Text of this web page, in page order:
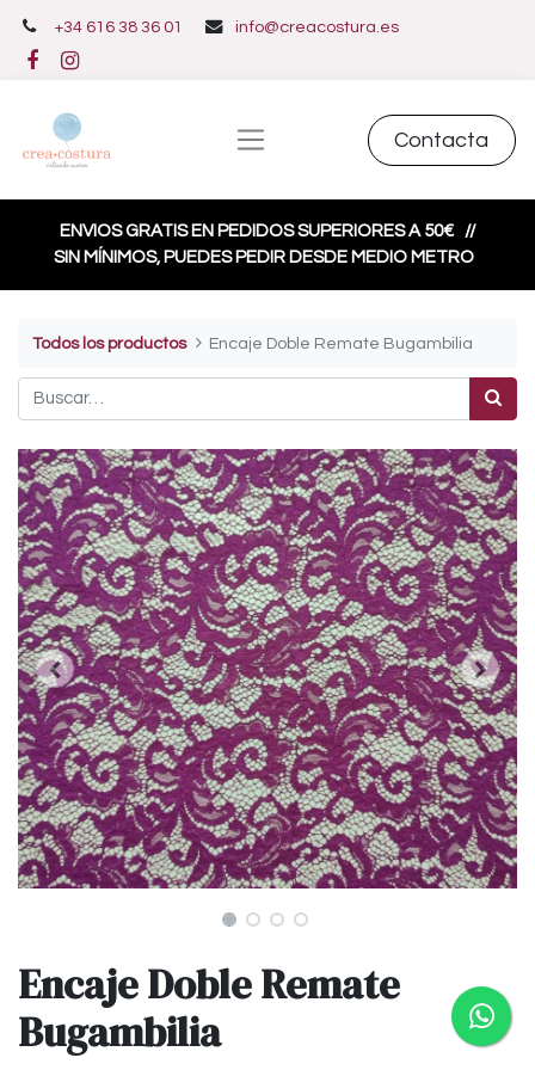
+34 616 38 36 01 info@creacostura.es
Contacta
ENVIOS GRATIS EN PEDIDOS SUPERIORES A 50€ //
SIN MÍNIMOS, PUEDES PEDIR DESDE MEDIO METRO
Todos los productos Encaje Doble Remate Bugambilia
Encaje Doble Remate
Bugambilia